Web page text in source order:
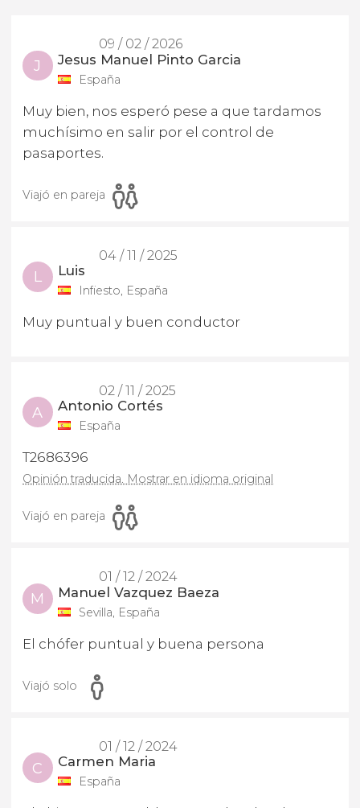
09 / 02 / 2026
J Jesus Manuel Pinto Garcia
España
Muy bien, nos esperó pese a que tardamos
muchísimo en salir por el control de
pasaportes.
Viajó en pareja
04 / 11 / 2025
L Luis
Infiesto, España
Muy puntual y buen conductor
02 / 11 / 2025
A Antonio Cortés
España
T2686396
Opinión traducida. Mostrar en idioma original
Viajó en pareja
01 / 12 / 2024
M Manuel Vazquez Baeza
Sevilla, España
El chófer puntual y buena persona
Viajó solo
01 / 12 / 2024
C Carmen Maria
España